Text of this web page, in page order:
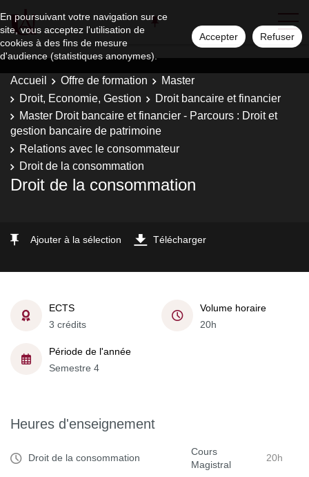
En poursuivant votre navigation sur ce
site, vous acceptez l'utilisation de
cookies à des fins de mesure
d'audience (statistiques anonymes).
Accepter Refuser
Accueil Offre de formation
Master
Droit, Economie, Gestion
Droit bancaire et financier
Master Droit bancaire et financier - Parcours : Droit et
gestion bancaire de patrimoine
Relations avec le consommateur
Droit de la consommation
Droit de la consommation
Ajouter à la sélection Télécharger
ECTS
3 crédits
Volume horaire
20h
Période de l'année
Semestre 4
Heures d'enseignement
Droit de la consommation
Cours
Magistral
20h